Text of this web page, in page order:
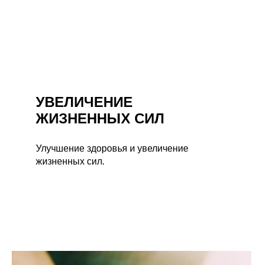
УВЕЛИЧЕНИЕ
ЖИЗНЕННЫХ СИЛ
Улучшение здоровья и увеличение
жизненных сил.